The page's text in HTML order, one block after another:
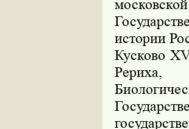
истории
Кусково
Рериха,